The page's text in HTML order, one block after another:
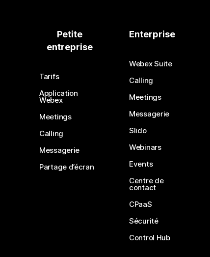
Petite
entreprise
Tarifs
Application
Webex
Meetings
Calling
Messagerie
Partage d’écran
Enterprise
Webex Suite
Calling
Meetings
Messagerie
Slido
Webinars
Events
Centre de
contact
CPaaS
Sécurité
Control Hub